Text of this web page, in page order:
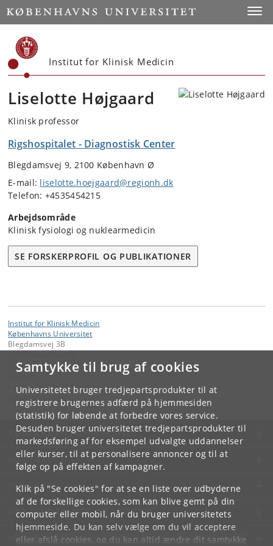
Samtykke til brug af cookies
Universitetet bruger tredjepartsprodukter til at
registrere brugernes adfærd på hjemmesiden
(statistik) for løbende at forbedre vores service.
Desuden bruger universitetet tredjepartsprodukter til
markedsføring af for eksempel udvalgte uddannelser
eller kurser, til at personalisere annoncer og til at
følge op på effekten af kampagner.
Klik på "Se cookies" for at se en liste over udbyderne
af de forskellige cookies, som kan blive gemt på din
computer eller mobil, når du bruger universitetets
hjemmeside. Du kan selv vælge om du vil acceptere
eller afslå cookies, og du kan altid ændre dit samtykke
Start
Institut for Klinisk Medicin
Liselotte Højgaard
Klinisk professor
Rigshospitalet - Diagnostisk Center
Blegdamsvej 9, 2100 København Ø
E-mail: liselotte.hoejgaard@regionh.dk
Telefon: +4535454215
Arbejdsområde
Klinisk fysiologi og nuklearmedicin
SE FORSKERPROFIL OG PUBLIKATIONER
Institut for Klinisk Medicin
Københavns Universitet
Blegdamsvej 3B
Institut for Klinisk Medicin
KØBENHAVNS UNIVERSITET
KONTAKT
SERVICES
FOR STUDERENDE OG ANSATTE
JOB OG KARRIERE